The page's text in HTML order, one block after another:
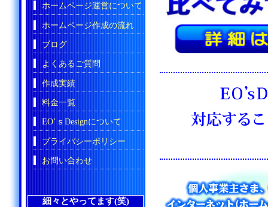
ホームページ運営について
ホームページ作成の流れ
ブログ
よくあるご質問
作成実績
料金一覧
EO’ｓDesignについて
プライバシーポリシー
お問い合わせ
細々とやってます(笑)